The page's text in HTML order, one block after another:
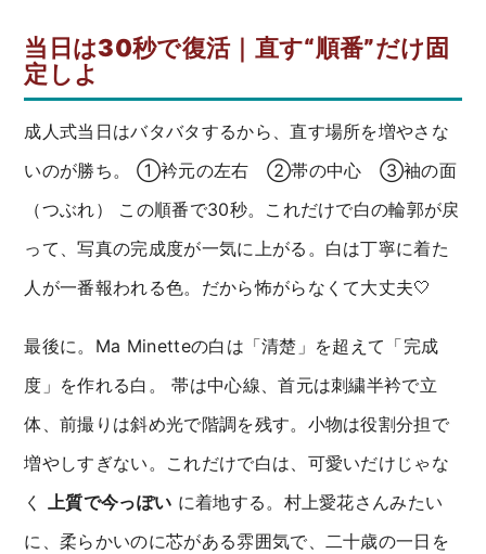
当日は30秒で復活｜直す“順番”だけ固
定しよ
成人式当日はバタバタするから、直す場所を増やさな
いのが勝ち。 ①衿元の左右 ②帯の中心 ③袖の面
（つぶれ） この順番で30秒。これだけで白の輪郭が戻
って、写真の完成度が一気に上がる。白は丁寧に着た
人が一番報われる色。だから怖がらなくて大丈夫🤍
最後に。Ma Minetteの白は「清楚」を超えて「完成
度」を作れる白。 帯は中心線、首元は刺繍半衿で立
体、前撮りは斜め光で階調を残す。小物は役割分担で
増やしすぎない。これだけで白は、可愛いだけじゃな
く上質で今っぽい に着地する。村上愛花さんみたい
に、柔らかいのに芯がある雰囲気で、二十歳の一日を